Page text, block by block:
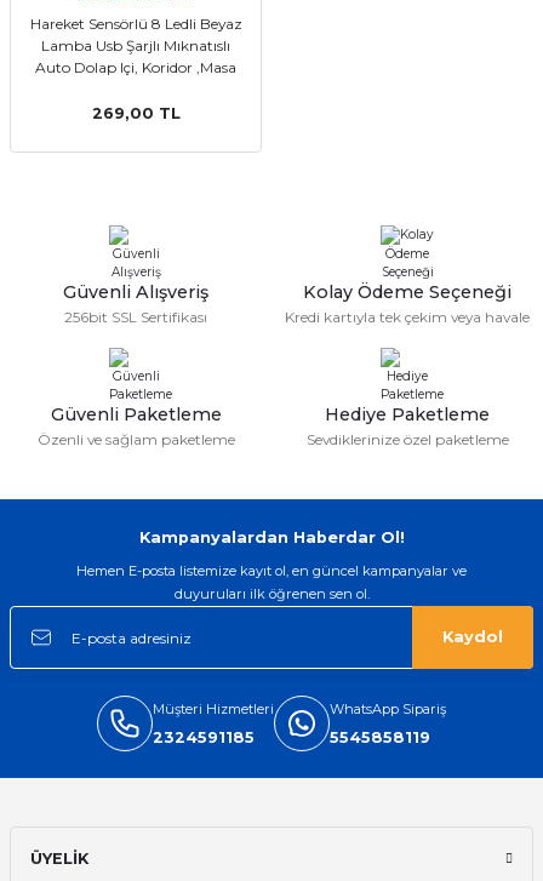
Hareket Sensörlü 8 Ledli Beyaz
Lamba Usb Şarjlı Mıknatıslı
Auto Dolap Içi, Koridor ,Masa
269,00 TL
Güvenli Alışveriş
256bit SSL Sertifikası
Kolay Ödeme Seçeneği
Kredi kartıyla tek çekim veya havale
Güvenli Paketleme
Özenli ve sağlam paketleme
Hediye Paketleme
Sevdiklerinize özel paketleme
Kampanyalardan Haberdar Ol!
Hemen E-posta listemize kayıt ol, en güncel kampanyalar ve
duyuruları ilk öğrenen sen ol.
Kaydol
Müşteri Hizmetleri
2324591185
WhatsApp Sipariş
5545858119
ÜYELİK